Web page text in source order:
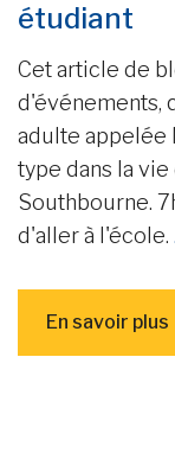
étudiant
Cet article de
d'événements,
adulte appelée
type dans la
Southbourne.
d'aller à l'école.
En savoir plus